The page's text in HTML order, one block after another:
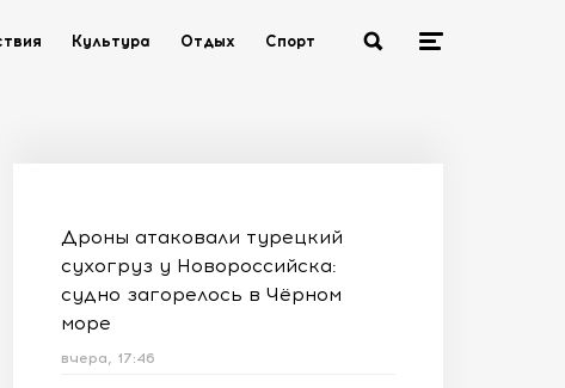
Культура Отдых Спорт
Дроны атаковали турецкий
сухогруз у Новороссийска:
судно загорелось в Чёрном
море
вчера, 17:46